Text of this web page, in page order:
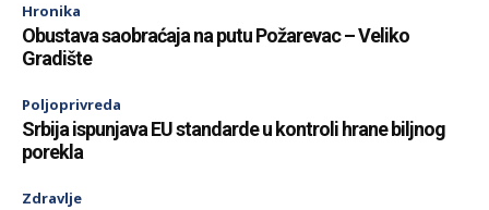
Hronika
Obustava saobraćaja na putu Požarevac – Veliko
Gradište
Poljoprivreda
Srbija ispunjava EU standarde u kontroli hrane biljnog
porekla
Zdravlje